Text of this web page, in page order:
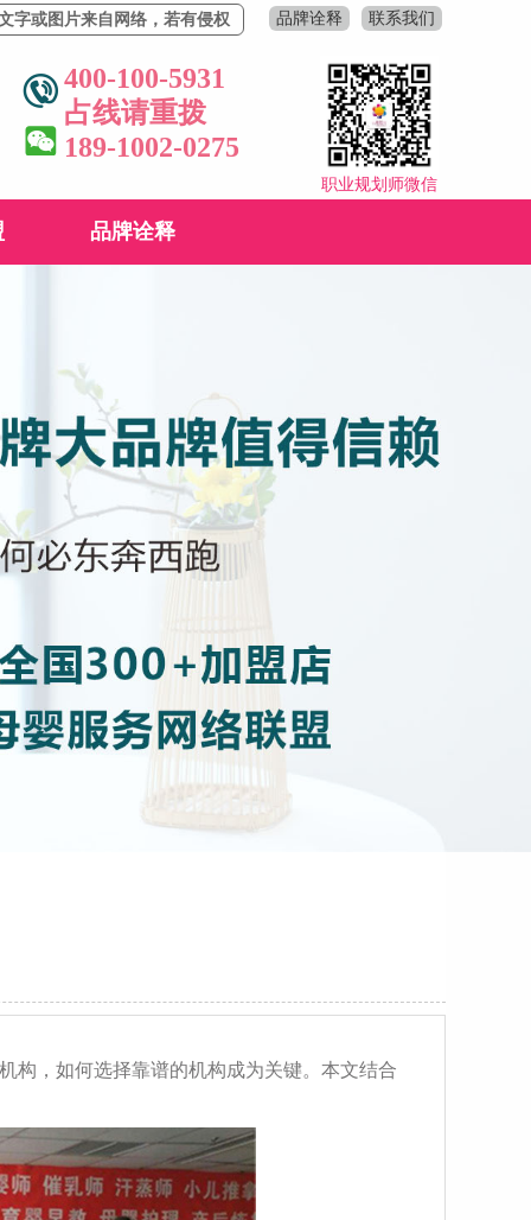
自网络，若有侵权，请联系删除！ 品牌诠释 联系我们
职业规划师微信
400-100-5931
占线请重拨
189-1002-0275
品牌诠释
构，如何选择靠谱的机构成为关键。本文结合